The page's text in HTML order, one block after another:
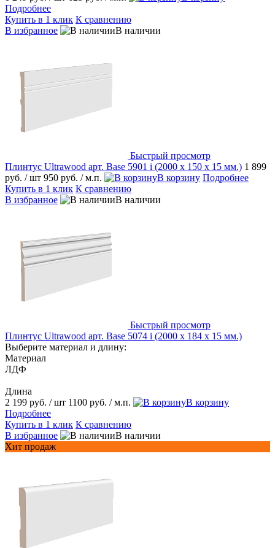
Подробнее
Купить в 1 клик К сравнению
В избранное
В наличии
Быстрый просмотр
Плинтус Ultrawood арт. Base 5901 i (2000 x 150 x 15 мм.) 1 899
руб. / шт 950 руб. / м.п. В корзину Подробнее
Купить в 1 клик К сравнению
В избранное
В наличии
Быстрый просмотр
Плинтус Ultrawood арт. Base 5074 i (2000 x 184 x 15 мм.)
Выберите материал и длину:
Материал
ЛДФ
Длина
2 199 руб. / шт 1100 руб. / м.п.
В корзину
Подробнее
Купить в 1 клик К сравнению
В избранное
В наличии
Хит продаж